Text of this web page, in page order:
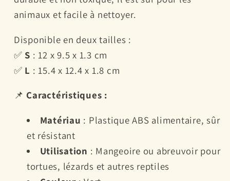
animaux et facile à nettoyer.
Disponible en deux tailles :
✅ S : 12 x 9.5 x 1.3 cm
✅ L : 15.4 x 12.4 x 1.8 cm
📌 Caractéristiques :
Matériau : Plastique ABS alimentaire, sûr
et résistant
Utilisation : Mangeoire ou abreuvoir pour
tortues, lézards et autres reptiles